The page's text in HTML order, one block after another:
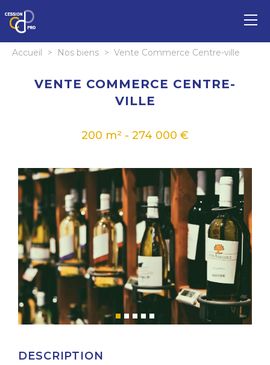
Accueil > Nos biens > Vente Commerce Centre-ville
VENTE COMMERCE CENTRE-
VILLE
200 m² - 274 000 €
DESCRIPTION